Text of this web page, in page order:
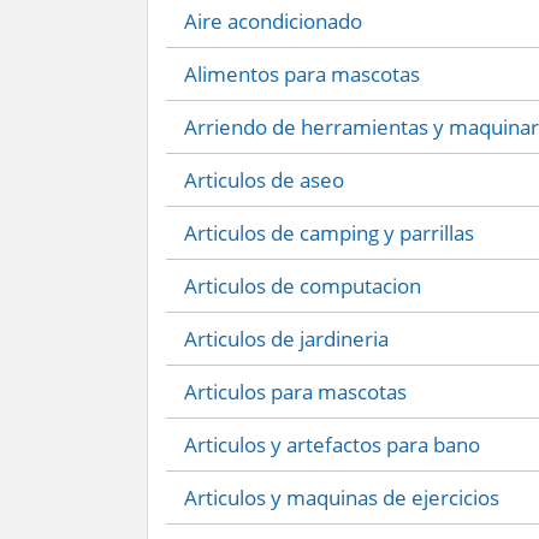
Aire acondicionado
Alimentos para mascotas
Arriendo de herramientas y
Articulos de aseo
Articulos de camping y parrillas
Articulos de computacion
Articulos de jardineria
Articulos para mascotas
Articulos y artefactos para bano
Articulos y maquinas de ejercicios